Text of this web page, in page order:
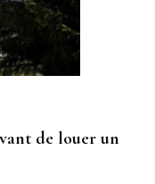
de louer un